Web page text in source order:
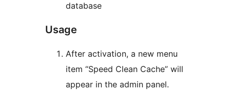
database
Usage
After activation, a new menu
item “Speed Clean Cache” will
appear in the admin panel.